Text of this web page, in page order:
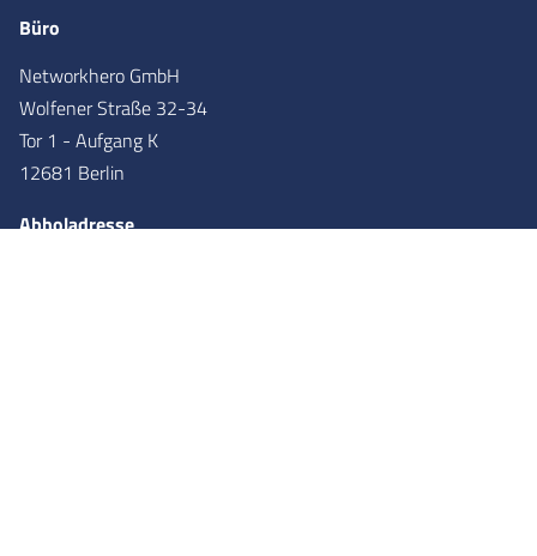
Büro
Networkhero GmbH
Wolfener Straße 32-34
Tor 1 - Aufgang K
12681 Berlin
Abholadresse